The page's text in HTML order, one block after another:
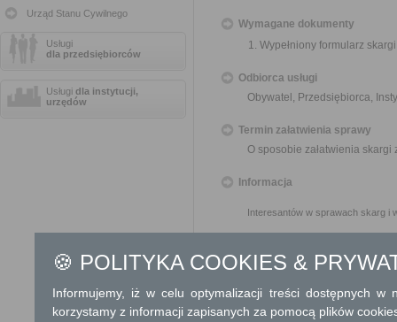
Urząd Stanu Cywilnego
Usługi
dla przedsiębiorców
Usługi dla instytucji,
urzędów
Wymagane dokumenty
Wypełniony formularz
Odbiorca usługi
Obywatel, Przedsiębiorca,
Termin załatwienia sprawy
O sposobie załatwienia
Informacja
Interesantów w sprawach skarg i
od 8:00 do 10:00
Sekretarz, Skarbnik i
Dodatkowe
🍪 POLITYKA COOKIES &
Informujemy, iż w celu optymalizacji treści dostępnych w
korzystamy z informacji zapisanych za pomocą plików